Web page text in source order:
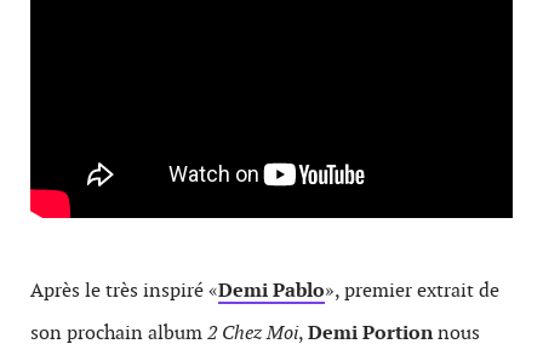
Après le très inspiré «Demi Pablo», premier extrait de
son prochain album2 Chez Moi,Demi Portionnous